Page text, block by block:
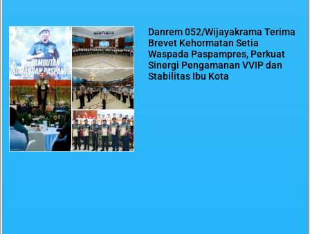
Danrem 052/Wijayakrama Terima
Brevet Kehormatan Setia
Waspada Paspampres, Perkuat
Sinergi Pengamanan VVIP dan
Stabilitas Ibu Kota